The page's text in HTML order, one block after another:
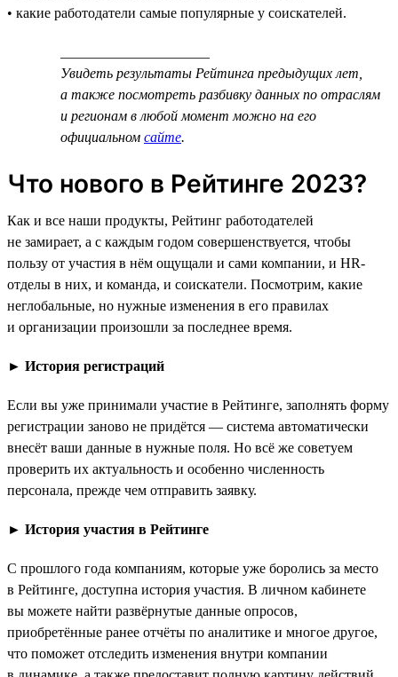
• какие работодатели самые популярные у соискателей.
Увидеть результаты Рейтинга предыдущих лет,
а также посмотреть разбивку данных по отраслям
и регионам в любой момент можно на его
официальном сайте.
Что нового в Рейтинге 2023?
Как и все наши продукты, Рейтинг работодателей
не замирает, а с каждым годом совершенствуется, чтобы
пользу от участия в нём ощущали и сами компании, и HR-
отделы в них, и команда, и соискатели. Посмотрим, какие
неглобальные, но нужные изменения в его правилах
и организации произошли за последнее время.
► История регистраций
Если вы уже принимали участие в Рейтинге, заполнять форму
регистрации заново не придётся — система автоматически
внесёт ваши данные в нужные поля. Но всё же советуем
проверить их актуальность и особенно численность
персонала, прежде чем отправить заявку.
► История участия в Рейтинге
С прошлого года компаниям, которые уже боролись за место
в Рейтинге, доступна история участия. В личном кабинете
вы можете найти развёрнутые данные опросов,
приобретённые ранее отчёты по аналитике и многое другое,
что поможет отследить изменения внутри компании